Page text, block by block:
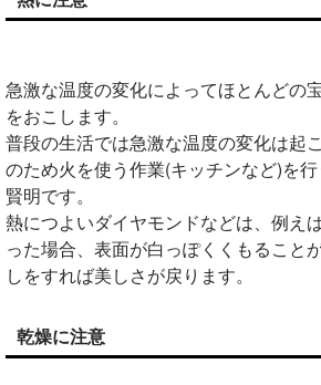
急激な温度の変化によってほとんどの
をおこします。
普段の生活では急激な温度の変化は起
のため火を使う作業(キッチンなど)を
賢明です。
熱につよいダイヤモンドなどは、例え
った場合、表面が白っぽくくもること
しをすれば美しさが戻ります。
乾燥に注意